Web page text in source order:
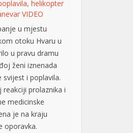
helikopter
VIDEO
u mjestu
otoku Hvaru u
u pravu dramu
ženi iznenada
svijest i poplavila.
reakciji prolaznika i
medicinske
je na kraju
oporavka.